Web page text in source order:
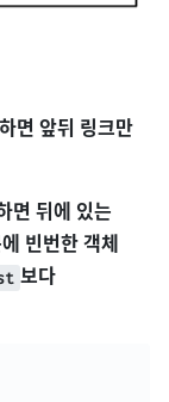
면 앞뒤 링크만
면 뒤에 있는
빈번한 객체
보다